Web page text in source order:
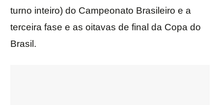
turno inteiro) do Campeonato Brasileiro e a
terceira fase e as oitavas de final da Copa do
Brasil.